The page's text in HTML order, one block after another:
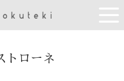
トローネ